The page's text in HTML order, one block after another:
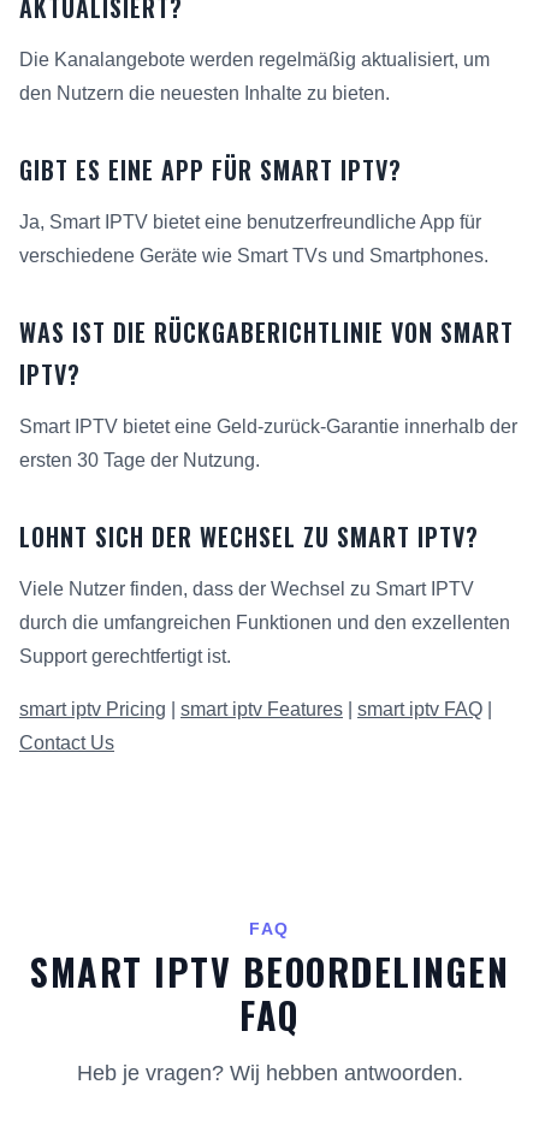
AKTUALISIERT?
Die Kanalangebote werden regelmäßig aktualisiert, um
den Nutzern die neuesten Inhalte zu bieten.
GIBT ES EINE APP FÜR SMART IPTV?
Ja, Smart IPTV bietet eine benutzerfreundliche App für
verschiedene Geräte wie Smart TVs und Smartphones.
WAS IST DIE RÜCKGABERICHTLINIE VON SMART
IPTV?
Smart IPTV bietet eine Geld-zurück-Garantie innerhalb der
ersten 30 Tage der Nutzung.
LOHNT SICH DER WECHSEL ZU SMART IPTV?
Viele Nutzer finden, dass der Wechsel zu Smart IPTV
durch die umfangreichen Funktionen und den exzellenten
Support gerechtfertigt ist.
smart iptv Pricing smart iptv Features smart iptv FAQ
Contact Us
FAQ
SMART IPTV BEOORDELINGEN
FAQ
Heb je vragen? Wij hebben antwoorden.